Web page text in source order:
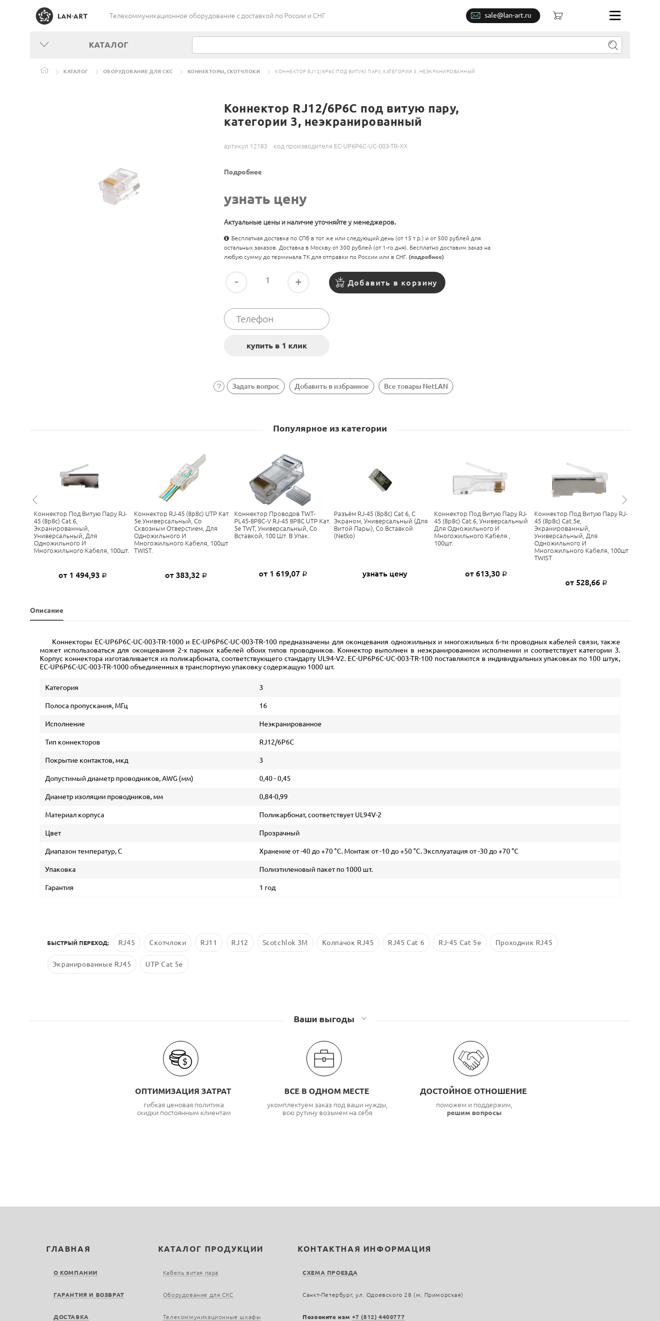
Телекоммуникационное оборудование c доставкой по России и СНГ sale@lan-art.ru
КАТАЛОГ
КАТАЛОГ ОБОРУДОВАНИЕ ДЛЯ СКС КОННЕКТОРЫ, СКОТЧЛОКИ КОННЕКТОР RJ12/6P6C ПОД ВИТУЮ ПАРУ, КАТЕГОРИИ 3, НЕЭКРАНИРОВАННЫЙ
Коннектор RJ12/6P6C под витую пару,
категории 3, неэкранированный
артикул 12183 код производителя EC-UP6P6C-UC-003-TR-XX
Подробнее
узнать цену
Актуальные цены и наличие уточняйте у менеджеров.
Бесплатная доставка по СПб в тот же или следующий день (от 15 т.р.) и от 500 рублей для
остальных заказов. Доставка в Москву от 300 рублей (от 1-го дня). Бесплатно доставим заказ на
любую сумму до терминала ТК для отправки по России или в СНГ. (подробнее)
- + Добавить в корзину
Задать вопрос Добавить в избранное Все товары NetLAN
Популярное из категории
Коннектор Под Витую Пару RJ-
45 (8p8c) Cat.6,
Экранированный,
Универсальный, Для
Одножильного И
Многожильного Кабеля, 100шт.
от 1 494,93 Р
Коннектор RJ-45 (8p8c) UTP Кат
5е Универсальный, Со
Сквозным Отверстием, Для
Одножильного И
Многожильного Кабеля, 100шт
TWIST.
от 383,32 Р
Коннектор Проводов TWT-
PL45-8P8C-V RJ-45 8P8C UTP Кат.
5e TWT, Универсальный, Со
Вставкой, 100 Шт. В Упак.
от 1 619,07 Р
Разъём RJ-45 (8p8c) Cat 6, С
Экраном, Универсальный (для
Витой Пары), Со Вставкой
(Netko)
узнать цену
Коннектор Под Витую Пару RJ-
45 (8p8c) Cat.6, Универсальный
Для Одножильного И
Многожильного Кабеля ,
100шт.
от 613,30 Р
Коннектор Под Витую Пару RJ-
45 (8p8c) Cat.5е,
Экранированный,
Универсальный, Для
Одножильного И
Многожильного Кабеля, 100шт
TWIST
от 528,66 Р
Описание
Коннекторы EC-UP6P6C-UC-003-TR-1000 и EC-UP6P6C-UC-003-TR-100 предназначены для оконцевания одножильных и многожильных 6-ти проводных кабелей связи, также
может использоваться для оконцевания 2-х парных кабелей обоих типов проводников. Коннектор выполнен в неэкранированном исполнении и соответствует категории 3.
Корпус коннектора изготавливается из поликарбоната, соответствующего стандарту UL94-V2. EC-UP6P6C-UC-003-TR-100 поставляются в индивидуальных упаковках по 100 штук,
EC-UP6P6C-UC-003-TR-1000 объединенных в транспортную упаковку содержащую 1000 шт.
Категория 3
Полоса пропускания, МГц 16
Исполнение Неэкранированное
Тип коннекторов RJ12/6P6C
Покрытие контактов, мкд 3
Допустимый диаметр проводников, AWG (мм) 0,40 - 0,45
Диаметр изоляции проводников, мм 0,84-0,99
Материал корпуса Поликарбонат, соответствует UL94V-2
Цвет Прозрачный
Диапазон температур, С Хранение от -40 до +70 °C. Монтаж от -10 до +50 °C. Эксплуатация от -30 до +70 °C
Упаковка Полиэтиленовый пакет по 1000 шт.
Гарантия 1 год
БЫСТРЫЙ ПЕРЕХОД: RJ45 Скотчлоки RJ11 RJ12 Scotchlok 3M Колпачок RJ45 RJ45 Cat 6 RJ-45 Cat 5e Проходник RJ45
Экранированные RJ45 UTP Cat 5e
Ваши выгоды
ОПТИМИЗАЦИЯ ЗАТРАТ
гибкая ценовая политика
скидки постоянным клиентам
ВСЕ В ОДНОМ МЕСТЕ
укомплектуем заказ под ваши нужды,
всю рутину возьмем на себя
ДОСТОЙНОЕ ОТНОШЕНИЕ
поможем и поддержим,
решим вопросы
ГЛАВНАЯ
О КОМПАНИИ
ГАРАНТИЯ И ВОЗВРАТ
ДОСТАВКА
КАТАЛОГ ПРОДУКЦИИ
Кабель витая пара
Оборудование для СКС
Телекоммуникационные шкафы
КОНТАКТНАЯ ИНФОРМАЦИЯ
СХЕМА ПРОЕЗДА
Санкт-Петербург, ул. Одоевского 28 (м. Приморская)
Позвоните нам +7 (812) 4400777